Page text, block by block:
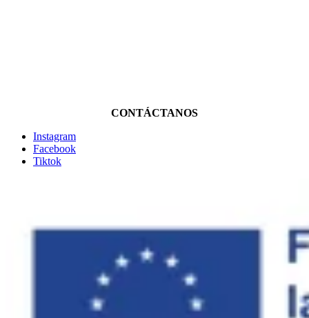
CONTÁCTANOS
Instagram
Facebook
Tiktok